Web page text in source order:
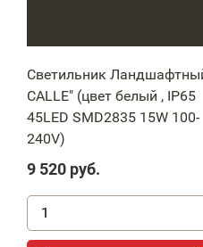
Светильник
CALLE" (цвет белый , IP65
45LED SMD2835 15W 100-
240V)
9 520 руб.